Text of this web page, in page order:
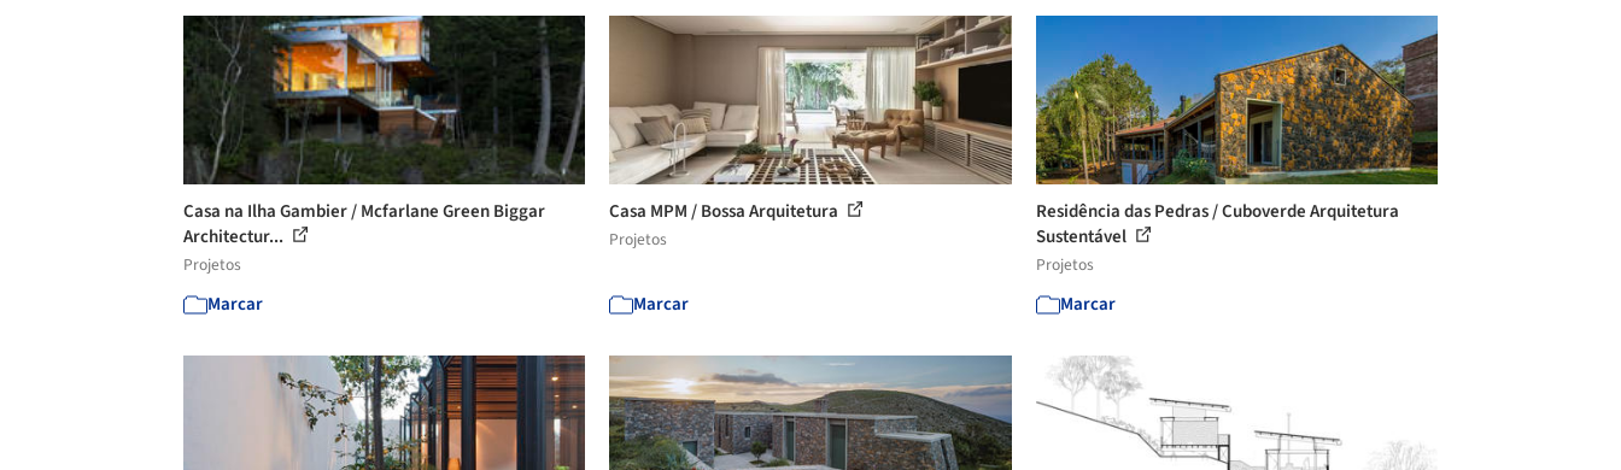
Casa na Ilha Gambier / Mcfarlane Green Biggar
Architectur...
Projetos
Marcar
Casa MPM / Bossa Arquitetura
Projetos
Marcar
Residência das Pedras / Cuboverde Arquitetura
Sustentável
Projetos
Marcar